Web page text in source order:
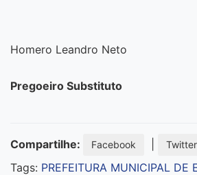
Homero Leandro Neto
Pregoeiro Substituto
Compartilhe: Facebook Twitter
Tags: PREFEITURA MUNICIPAL DE